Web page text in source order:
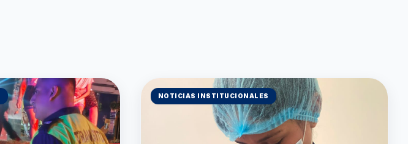
NOTICIAS INSTITUCIONALES